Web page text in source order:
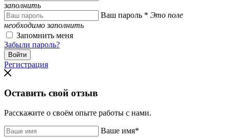
заполнить
Ваш пароль * Это поле
необходимо заполнить
Запомнить меня
Забыли пароль?
Регистрация
Оставить свой отзыв
Расскажите о своём опыте работы с нами.
Ваше имя*